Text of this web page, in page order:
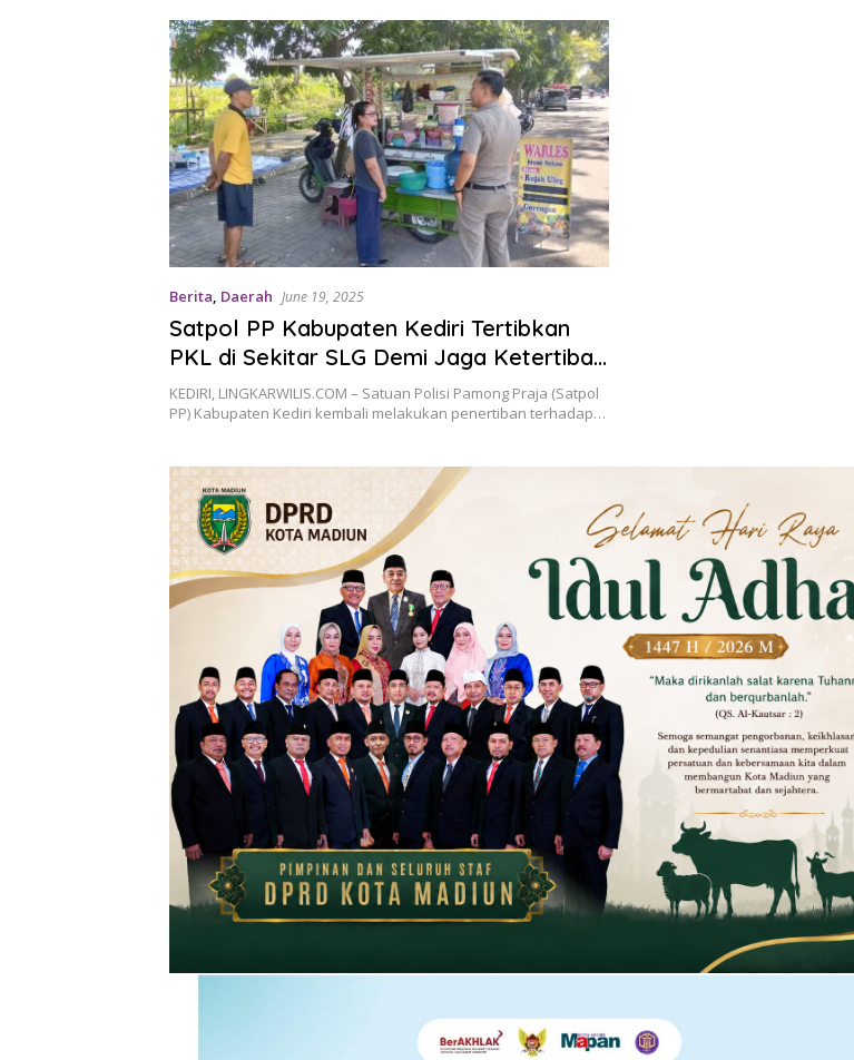
Berita, Daerah June 19, 2025
Satpol PP Kabupaten Kediri Tertibkan
PKL di Sekitar SLG Demi Jaga Ketertiban
dan Estetika Kawasan
KEDIRI, LINGKARWILIS.COM – Satuan Polisi Pamong Praja (Satpol
PP) Kabupaten Kediri kembali melakukan penertiban terhadap…